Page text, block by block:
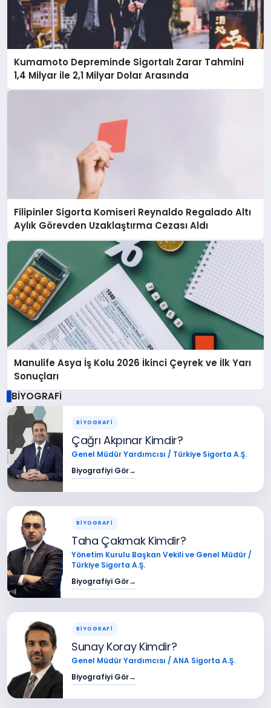
Kumamoto Depreminde Sigortalı Zarar Tahmini
1,4 Milyar ile 2,1 Milyar Dolar Arasında
Filipinler Sigorta Komiseri Reynaldo Regalado Altı
Aylık Görevden Uzaklaştırma Cezası Aldı
Manulife Asya İş Kolu 2026 İkinci Çeyrek ve İlk Yarı
Sonuçları
BİYOGRAFİ
BİYOGRAFİ
Çağrı Akpınar Kimdir?
Genel Müdür Yardımcısı / Türkiye Sigorta A.Ş.
Biyografiyi Gör→
BİYOGRAFİ
Taha Çakmak Kimdir?
Yönetim Kurulu Başkan Vekili ve Genel Müdür /
Türkiye Sigorta A.Ş.
Biyografiyi Gör→
BİYOGRAFİ
Sunay Koray Kimdir?
Genel Müdür Yardımcısı / ANA Sigorta A.Ş.
Biyografiyi Gör→